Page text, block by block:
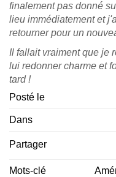
finalement pas donné
lieu immédiatement et
retourner pour un
Il fallait vraiment que je
lui redonner charme et
tard !
Posté le
Dans
Partager
Mots-clé